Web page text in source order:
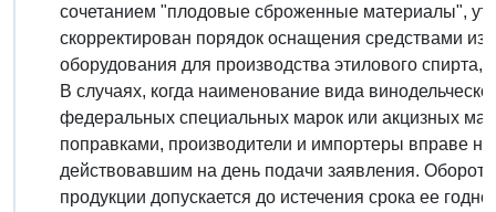
сочетанием "плодовые сброженные материалы",
скорректирован порядок оснащения средствами
оборудования для производства этилового
В случаях, когда наименование вида
федеральных специальных марок или акцизных
поправками, производители и импортеры вправе
действовавшим на день подачи заявления. Оборот
продукции допускается до истечения срока ее